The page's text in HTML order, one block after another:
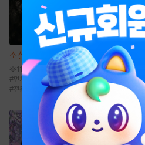
소설 검치
11.8만
#먼치킨 성장물 #통쾌함 #비장함
#전통무협